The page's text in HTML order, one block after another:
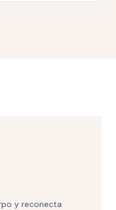
y reconecta